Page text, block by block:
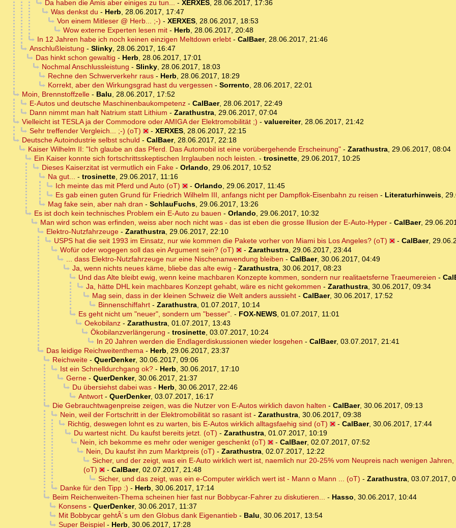
Da haben die Amis aber einiges zu tun... - XERXES, 28.06.2017, 17:36
Was denkst du - Herb, 28.06.2017, 17:47
Von einem Mitleser @ Herb... ;-) - XERXES, 28.06.2017, 18:53
Wow externe Experten lesen mit- Herb, 28.06.2017, 20:48
In 12 Jahren habe ich noch keinen einzigen Meltdown erlebt- CalBaer, 28.06.2017, 21:46
Anschlußleistung - Slinky, 28.06.2017, 16:47
Das hinkt schon gewaltig - Herb, 28.06.2017, 17:01
Nochmal Anschlussleistung - Slinky, 28.06.2017, 18:03
Rechne den Schwerverkehr raus- Herb, 28.06.2017, 18:29
Korrekt, aber den Wirkungsgrad hast du vergessen - Sorrento, 28.06.2017, 22:01
Moin, Brennstoffzelle- Balu, 28.06.2017, 17:52
E-Autos und deutsche Maschinenbaukompetenz- CalBaer, 28.06.2017, 22:49
Dann nimmt man halt Natrium statt Lithium - Zarathustra, 29.06.2017, 07:04
Vielleicht ist TESLA ja der Commodore oder AMIGA der Elektromobilität ;) - valuereiter, 28.06.2017, 21:42
Sehr treffender Vergleich... ;-) (oT)
- XERXES, 28.06.2017, 22:15
Deutsche Autoindustrie selbst schuld - CalBaer, 28.06.2017, 22:18
Kaiser Wilhelm II: "Ich glaube an das Pferd. Das Automobil ist eine vorübergehende Erscheinung"- Zarathustra, 29.06.2017, 08:04
Ein Kaiser konnte sich fortschrittsskeptischen Irrglauben noch leisten. - trosinette, 29.06.2017, 10:25
Dieses Kaiserzitat ist vermutlich ein Fake- Orlando, 29.06.2017, 10:52
Na gut... - trosinette, 29.06.2017, 11:16
Ich meinte das mit Pferd und Auto (oT)
- Orlando, 29.06.2017, 11:45
Es gab einen guten Grund für Friedrich Wilhelm III, anfangs nicht per Dampflok-Eisenbahn zu reisen - Literaturhinweis,
Mag fake sein, aber nah dran - SchlauFuchs, 29.06.2017, 13:26
Es ist doch kein technisches Problem ein E-Auto zu bauen - Orlando, 29.06.2017, 10:32
Man wird schon was erfinden, weiss aber noch nicht was - das ist eben die grosse Illusion der E-Auto-Hyper- CalBaer,
Elektro-Nutzfahrzeuge- Zarathustra, 29.06.2017, 22:10
USPS hat die seit 1993 im Einsatz, nur wie kommen die Pakete vorher von Miami bis Los Angeles? (oT)
- CalBaer,
Wofür oder wogegen soll das ein Argument sein? (oT)
- Zarathustra, 29.06.2017, 23:44
... dass Elektro-Nutzfahrzeuge nur eine Nischenanwendung bleiben - CalBaer, 30.06.2017, 04:49
Ja, wenn nichts neues käme, bliebe das alte ewig - Zarathustra, 30.06.2017, 08:23
Und das Alte bleibt ewig, wenn keine machbaren Konzepte kommen, sondern nur realitaetsferne Traeumereien -
Ja, hätte DHL kein machbares Konzept gehabt, wäre es nicht gekommen - Zarathustra, 30.06.2017, 09:34
Mag sein, dass in der kleinen Schweiz die Welt anders aussieht- CalBaer, 30.06.2017, 17:52
Binnenschiffahrt- Zarathustra, 01.07.2017, 10:14
Es geht nicht um "neuer", sondern um "besser". - FOX-NEWS, 01.07.2017, 11:01
Oekobilanz- Zarathustra, 01.07.2017, 13:43
Ökobilanzverlängerung - trosinette, 03.07.2017, 10:24
In 20 Jahren werden die Endlagerdiskussionen wieder losgehen - CalBaer, 03.07.2017, 21:41
Das leidige Reichweitenthema- Herb, 29.06.2017, 23:37
Reichweite- QuerDenker, 30.06.2017, 09:06
Ist ein Schnelldurchgang ok?- Herb, 30.06.2017, 17:10
Gerne- QuerDenker, 30.06.2017, 21:37
Du übersiehst dabei was- Herb, 30.06.2017, 22:46
Antwort- QuerDenker, 03.07.2017, 16:17
Die Gebrauchtwagenpreise zeigen, was die Nutzer von E-Autos wirklich davon halten - CalBaer, 30.06.2017, 09:13
Nein, weil der Fortschritt in der Elektromobilität so rasant ist- Zarathustra, 30.06.2017, 09:38
Richtig, deswegen lohnt es zu warten, bis E-Autos wirklich alltagsfaehig sind (oT)
- CalBaer, 30.06.2017, 17:44
Du wartest nicht. Du kaufst bereits jetzt. (oT) - Zarathustra, 01.07.2017, 10:19
Nein, ich bekomme es mehr oder weniger geschenkt (oT)
- CalBaer, 02.07.2017, 07:52
Nein, Du kaufst ihn zum Marktpreis (oT) - Zarathustra, 02.07.2017, 12:22
Sicher, und der zeigt, was ein E-Auto wirklich wert ist, naemlich nur 20-25% vom Neupreis nach wenigen
(oT)
- CalBaer, 02.07.2017, 21:48
Sicher, und das zeigt, was ein e-Computer wirklich wert ist - Mann o Mann ... (oT) - Zarathustra, 03.07.2017,
Danke für den Tipp :) - Herb, 30.06.2017, 17:14
Beim Reichenweiten-Thema scheinen hier fast nur Bobbycar-Fahrer zu diskutieren... - Hasso, 30.06.2017, 10:44
Konsens- QuerDenker, 30.06.2017, 11:37
Mit Bobbycar gehtÂ´s um den Globus dank Eigenantieb- Balu, 30.06.2017, 13:54
Super Beispiel- Herb, 30.06.2017, 17:28